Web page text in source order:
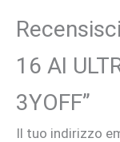
16 AI
3YOFF”
Il tuo indirizzo